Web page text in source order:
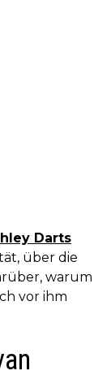
Darts
über die
warum
vor ihm